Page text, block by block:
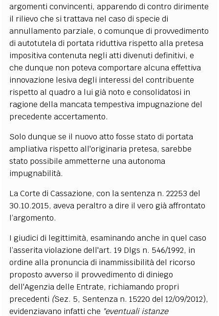
argomenti convincenti, apparendo di contro dirimente
il rilievo che si trattava nel caso di specie di
annullamento parziale, o comunque di provvedimento
di autotutela di portata riduttiva rispetto alla pretesa
impositiva contenuta negli atti divenuti definitivi, e
che dunque non poteva comportare alcuna effettiva
innovazione lesiva degli interessi del contribuente
rispetto al quadro a lui già noto e consolidatosi in
ragione della mancata tempestiva impugnazione del
precedente accertamento.
Solo dunque se il nuovo atto fosse stato di portata
ampliativa rispetto all'originaria pretesa, sarebbe
stato possibile ammetterne una autonoma
impugnabilità.
La Corte di Cassazione, con la sentenza n. 22253 del
30.10.2015, aveva peraltro a dire il vero già affrontato
l’argomento.
I giudici di legittimità, esaminando anche in quel caso
l’asserita violazione dell'art. 19 Dlgs n. 546/1992, in
ordine alla pronuncia di inammissibilità del ricorso
proposto avverso il provvedimento di diniego
dell'Agenzia delle Entrate, richiamando propri
precedenti (Sez. 5, Sentenza n. 15220 del 12/09/2012),
evidenziavano infatti che "eventuali istanze